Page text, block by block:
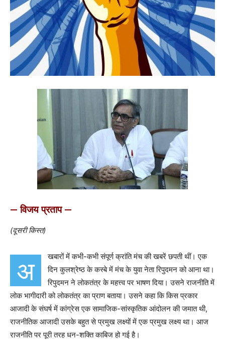
— विजय प्रताप —
(दूसरी किस्त)
अ
खबारों में कभी-कभी संपूर्ण क्रांति मंच की खबरें छपती थीं। एक
दिन कुलश्रेष्ठ के कस्बे में मंच के युवा नेता रिपुदमन को आना था।
रिपुदमन ने लोकतंत्र के महत्त्व पर भाषण दिया। उसने राजनीति में
लोक भागीदारी को लोकतंत्र का प्राण बताया। उसने कहा कि किस प्रकार
आजादी के संघर्ष में कांग्रेस एक सामाजिक-सांस्कृतिक आंदोलन की जमात थी,
राजनीतिक आजादी उसके बहुत से प्रमुख लक्ष्यों में एक प्रमुख लक्ष्य था। आज
राजनीति पर पूरी तरह धन-शक्ति काबिज हो गई है।